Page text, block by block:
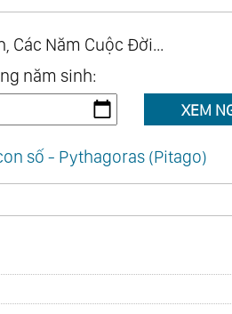
Các Năm Cuộc Đời...
năm sinh:
XEM
số - Pythagoras (Pitago)